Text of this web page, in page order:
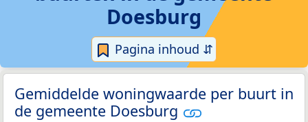
Doesburg
Pagina inhoud ⇵
Gemiddelde woningwaarde per buurt in
de gemeente Doesburg